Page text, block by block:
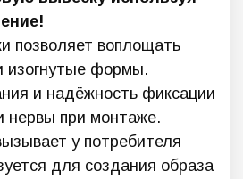
позволяет воплощать
изогнутые формы.
и надёжность фиксации
нервы при монтаже.
у потребителя
для создания образа